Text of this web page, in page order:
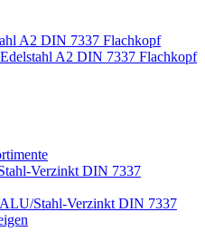
A2 DIN 7337 Flachkopf
A2 DIN 7337 Flachkopf
Verzinkt DIN 7337
Stahl-Verzinkt DIN 7337